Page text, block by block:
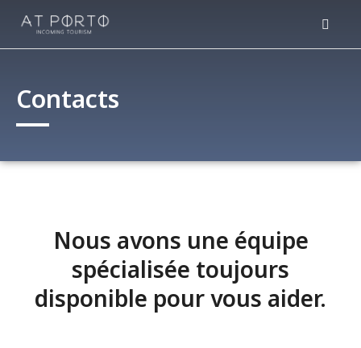
Contacts
Nous avons une équipe
spécialisée toujours
disponible pour vous aider.